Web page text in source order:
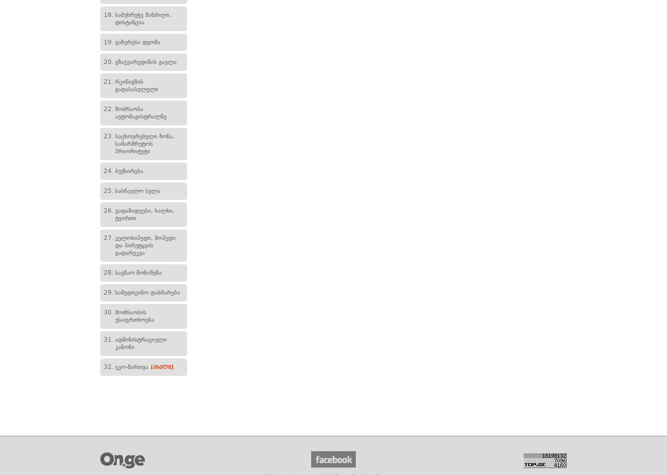
18. სამუხრუჭე მანძილი,
დისტანცია
19. გაჩერება დგომა
20. გზაჯვარედინის გავლა
21. რკინიგზის
გადასასვლელი
22. მოძრაობა
ავტომაგისტრალზე
23. საცხოვრებელი ზონა,
სამარშრუტოს
პრიორიტეტი
24. ბუქსირება
25. სასწავლო სვლა
26. გადაზიდვები, ხალხი,
ტვირთი
27. ველოსიპედი, მოპედი
და პირუტყვის
გადარეკვა
28. საგზაო მონიშვნა
29. სამედიცინო დახმარება
30. მოძრაობის
უსაფრთხოება
31. ადმინისტრაციული
კანონი
32. ეკო-მართვა [ახალი]